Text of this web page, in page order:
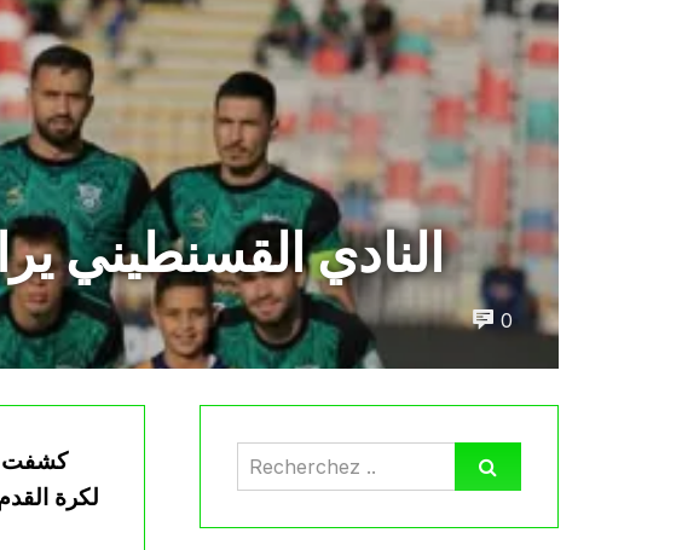
النادي القسنطيني
0
كشفت
لكرة